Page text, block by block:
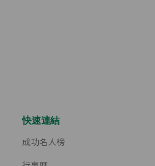
快速連結
成功名人榜